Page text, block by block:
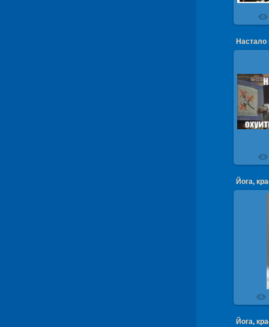
Йога,
Йога,